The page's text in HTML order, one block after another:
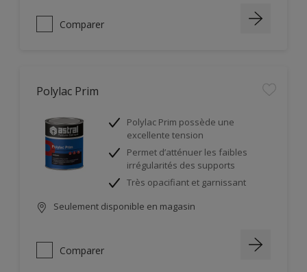
Comparer
Polylac Prim
Polylac Prim possède une
excellente tension
Permet d’atténuer les faibles
irrégularités des supports
Très opacifiant et garnissant
Seulement disponible en magasin
Comparer